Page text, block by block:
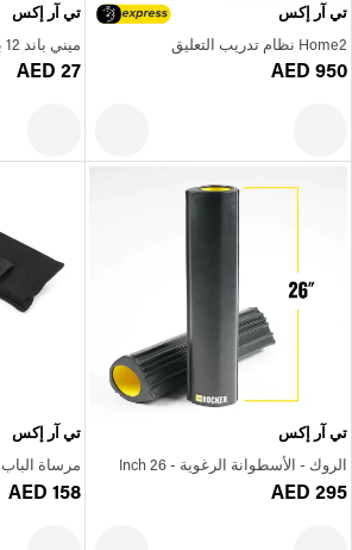
تي آر إكس
Home2 نظام تدريب التعليق
AED 950
تي آر إكس
ميني باند 12 بوصة - Heavy
AED 27
تي آر إكس
الروك - الأسطوانة الرغوية - 26 Inch
AED 295
تي آر إكس
مرساة الباب
AED 158